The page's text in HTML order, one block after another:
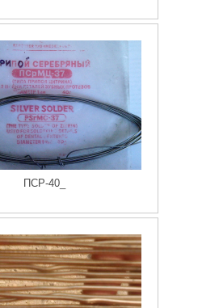
ПСР-40_